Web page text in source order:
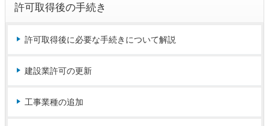
許可取得後の手続き
許可取得後に必要な手続きについて解説
建設業許可の更新
工事業種の追加